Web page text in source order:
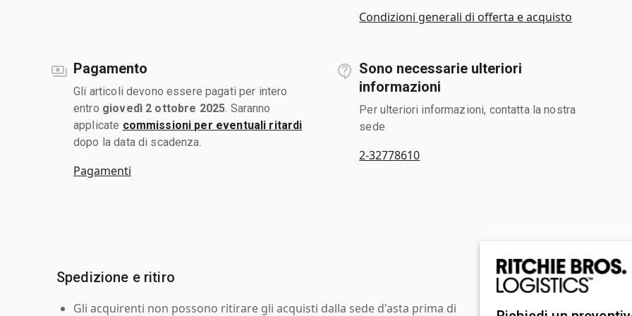
Condizioni generali di offerta e acquisto
Pagamento
Gli articoli devono essere pagati per intero
entro giovedì 2 ottobre 2025 . Saranno
applicate commissioni per eventuali ritardi
dopo la data di scadenza.
Pagamenti
Sono necessarie ulteriori
informazioni
Per ulteriori informazioni, contatta la nostra
sede
2-32778610
Spedizione e ritiro
Gli acquirenti non possono ritirare gli acquisti dalla sede d'asta prima di